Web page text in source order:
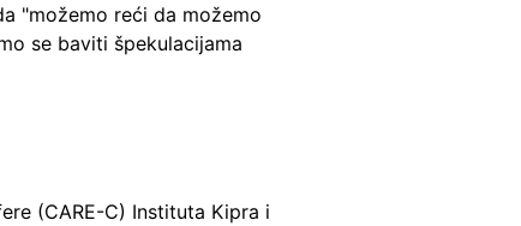
"možemo reći da možemo
se baviti špekulacijama
(CARE-C) Instituta Kipra i